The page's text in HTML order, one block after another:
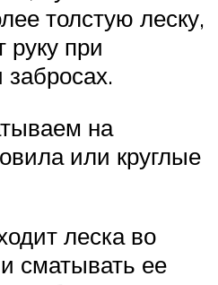
толстую леску,
руку при
на
или круглые
леска во
сматывать ее